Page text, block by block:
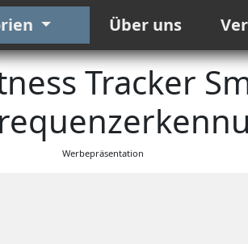
Über uns
Tracker
Werbepräsentation